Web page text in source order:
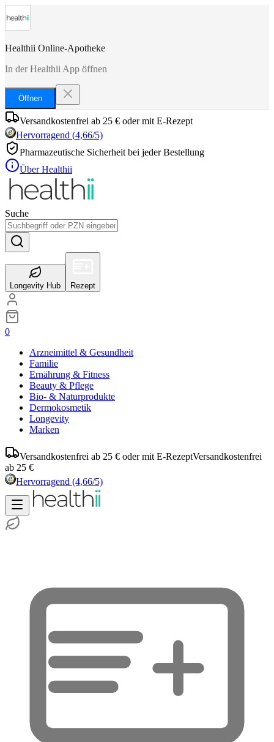
Healthii Online-Apotheke
In der Healthii App öffnen
Öffnen
Versandkostenfrei ab 25 € oder mit E-Rezept
Hervorragend (4,66/5)
Pharmazeutische Sicherheit bei jeder Bestellung
Über Healthii
Suche
Longevity Hub Rezept
0
Arzneimittel & Gesundheit
Familie
Ernährung & Fitness
Beauty & Pflege
Bio- & Naturprodukte
Dermokosmetik
Longevity
Marken
Versandkostenfrei ab 25 € oder mit E-RezeptVersandkostenfrei
ab 25 €
Hervorragend (4,66/5)